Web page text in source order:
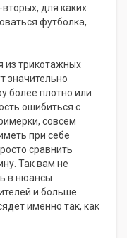
для каких
футболка,
из трикотажных
значительно
более плотно или
ошибиться с
совсем
при себе
сравнить
Так вам не
в нюансы
и больше
именно так, как